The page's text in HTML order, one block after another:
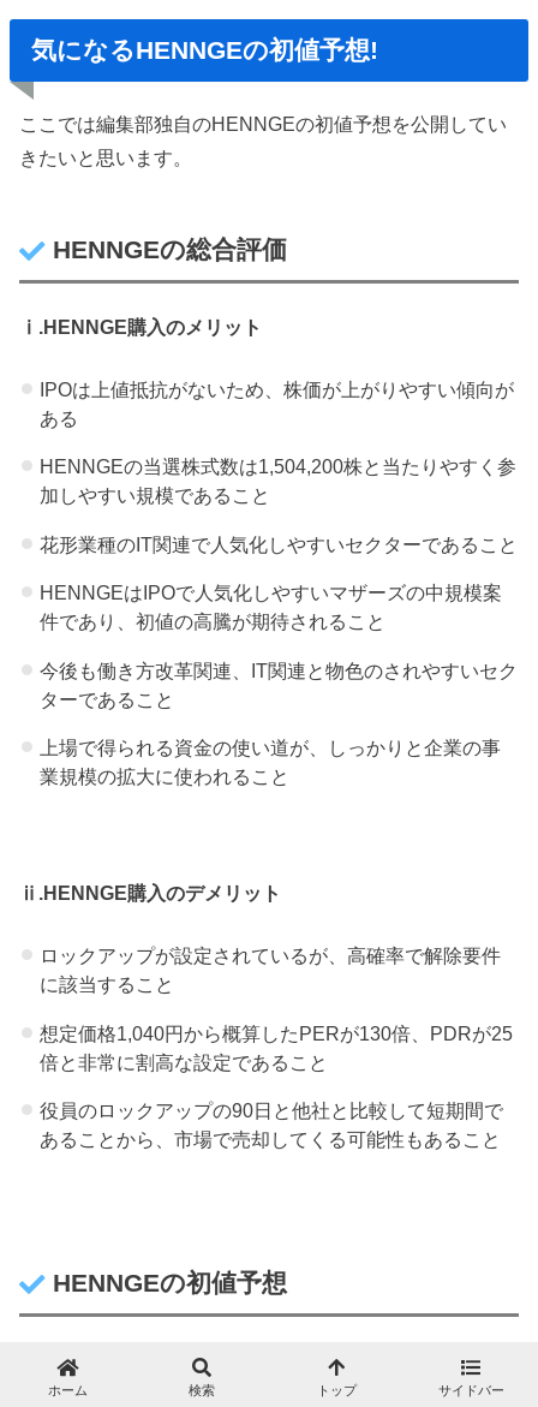
気になるHENNGEの初値予想!
ここでは編集部独自のHENNGEの初値予想を公開してい
きたいと思います。
HENNGEの総合評価
ⅰ.HENNGE購入のメリット
IPOは上値抵抗がないため、株価が上がりやすい傾向が
ある
HENNGEの当選株式数は1,504,200株と当たりやすく参
加しやすい規模であること
花形業種のIT関連で人気化しやすいセクターであること
HENNGEはIPOで人気化しやすいマザーズの中規模案
件であり、初値の高騰が期待されること
今後も働き方改革関連、IT関連と物色のされやすいセク
ターであること
上場で得られる資金の使い道が、しっかりと企業の事
業規模の拡大に使われること
ⅱ.HENNGE購入のデメリット
ロックアップが設定されているが、高確率で解除要件
に該当すること
想定価格1,040円から概算したPERが130倍、PDRが25
倍と非常に割高な設定であること
役員のロックアップの90日と他社と比較して短期間で
あることから、市場で売却してくる可能性もあること
HENNGEの初値予想
今期のEPSは70円-100円に落ち着きますが、売上高が右
肩あがりで本格的に収益が拡大するPhaseにあります。
ホーム 検索 トップ サイドバー